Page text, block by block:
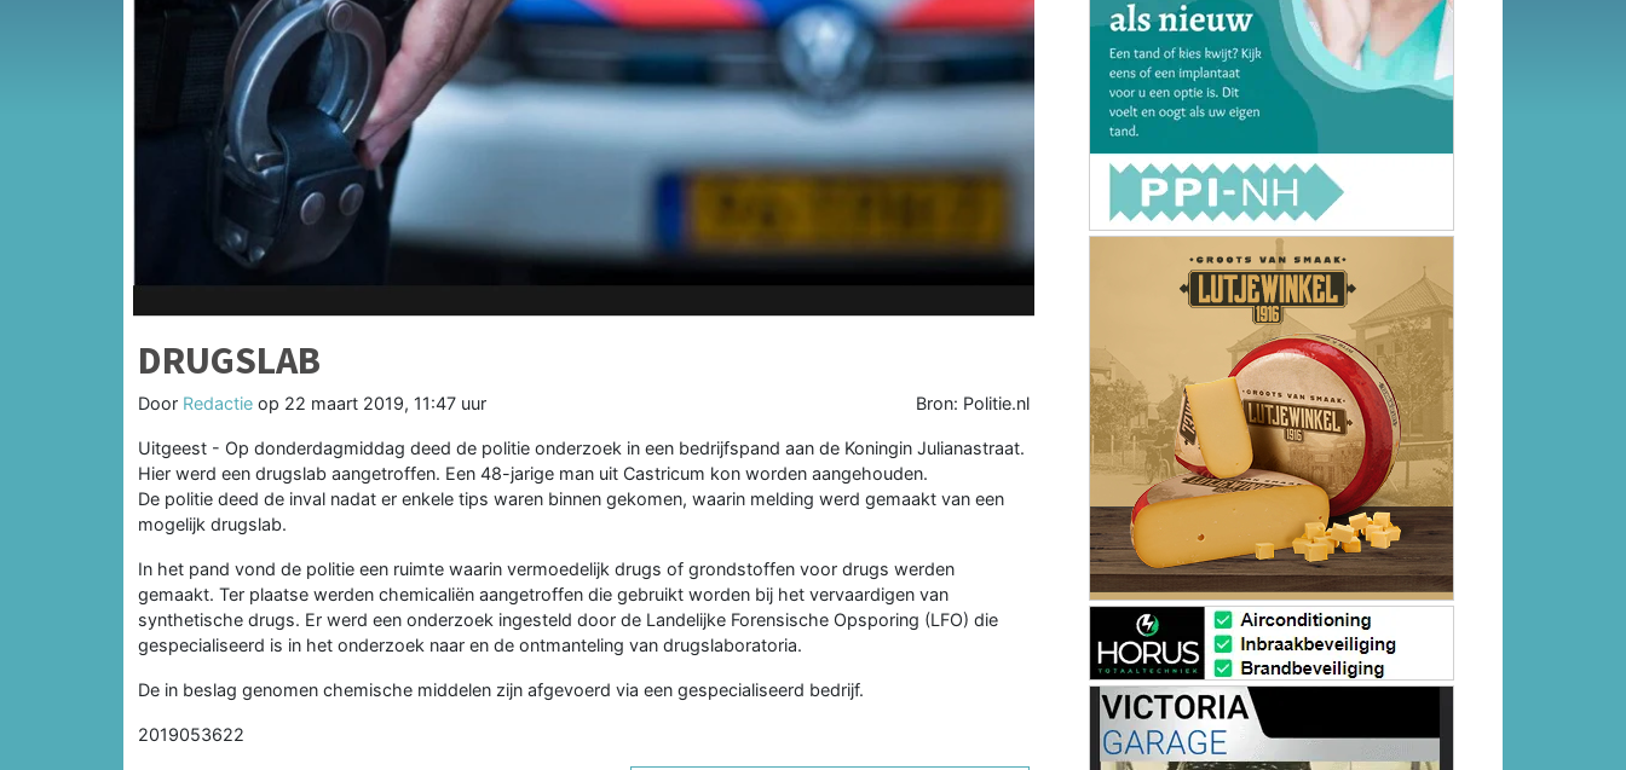
DRUGSLAB
Door Redactie op 22 maart 2019, 11:47 uur Bron: Politie.nl
Uitgeest - Op donderdagmiddag deed de politie onderzoek in een bedrijfspand aan de Koningin Julianastraat.
Hier werd een drugslab aangetroffen. Een 48-jarige man uit Castricum kon worden aangehouden.
De politie deed de inval nadat er enkele tips waren binnen gekomen, waarin melding werd gemaakt van een
mogelijk drugslab.
In het pand vond de politie een ruimte waarin vermoedelijk drugs of grondstoffen voor drugs werden
gemaakt. Ter plaatse werden chemicaliën aangetroffen die gebruikt worden bij het vervaardigen van
synthetische drugs. Er werd een onderzoek ingesteld door de Landelijke Forensische Opsporing (LFO) die
gespecialiseerd is in het onderzoek naar en de ontmanteling van drugslaboratoria.
De in beslag genomen chemische middelen zijn afgevoerd via een gespecialiseerd bedrijf.
2019053622